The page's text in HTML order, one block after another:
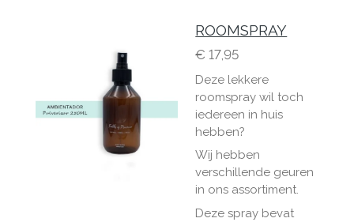
ROOMSPRAY
€ 17,95
Deze lekkere
roomspray wil toch
iedereen in huis
hebben?
Wij hebben
verschillende geuren
in ons assortiment.
Deze spray bevat